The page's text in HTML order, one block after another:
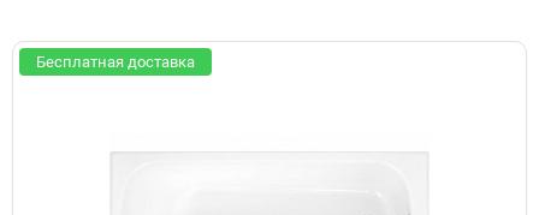
Бесплатная доставка